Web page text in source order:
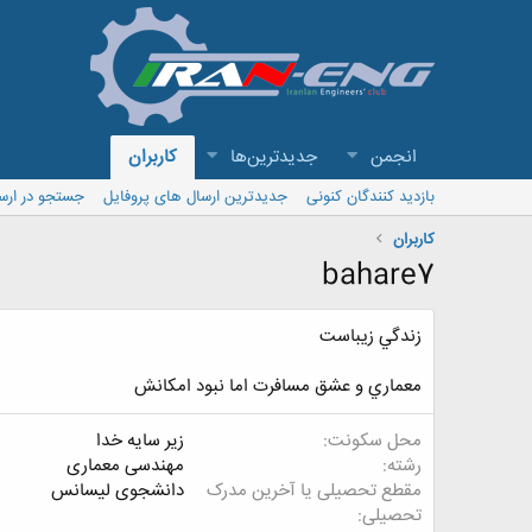
انجمن جدیدترین‌ها کاربران
بازدید کنندگان کنونی جدیدترین ارسال های پروفایل
جستجو در
کاربران
bahare7
زندگي زيباست
معماري و عشق مسافرت اما نبود امكانش
محل سکونت
زیر سایه خدا
رشته
مهندسی معماری
مقطع تحصیلی یا آخرین مدرک
تحصیلی
دانشجوی لیسانس